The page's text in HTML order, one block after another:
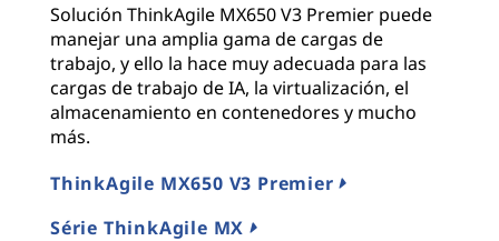
Solución ThinkAgile MX650 V3 Premier puede
manejar una amplia gama de cargas de
trabajo, y ello la hace muy adecuada para las
cargas de trabajo de IA, la virtualización, el
almacenamiento en contenedores y mucho
más.
ThinkAgile MX650 V3 Premier
Série ThinkAgile MX